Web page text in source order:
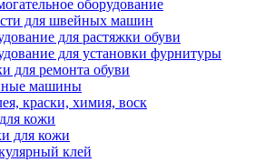
оборудование
для швейных машин
для растяжки обуви
для установки фурнитуры
для ремонта обуви
машины
краски, химия, воск
кожи
для кожи
клей